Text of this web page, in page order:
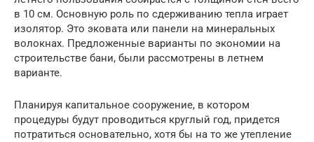
в 10 см. Основную роль по сдерживанию тепла играет
изолятор. Это эковата или панели на минеральных
волокнах. Предложенные варианты по экономии на
строительстве бани, были рассмотрены в летнем
варианте.
Планируя капитальное сооружение, в котором
процедуры будут проводиться круглый год, придется
потратиться основательно, хотя бы на то же утепление